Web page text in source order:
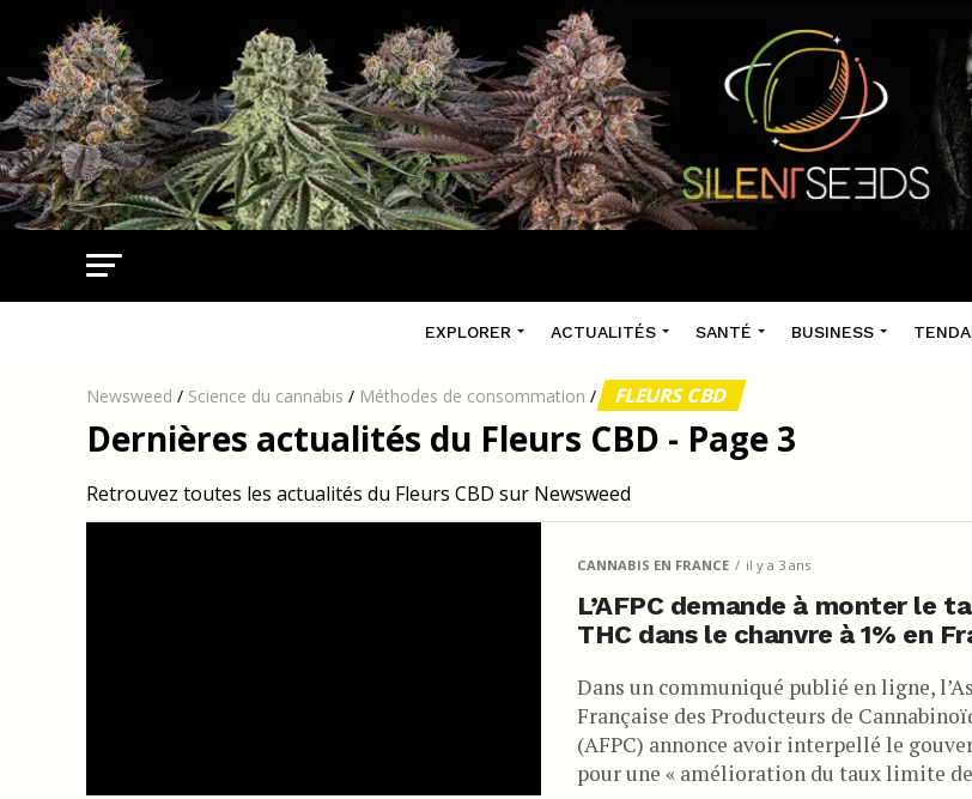
EXPLORER ACTUALITÉS SANTÉ BUSINESS
Newsweed / Science du cannabis / Méthodes de consommation / FLEURS CBD
Dernières actualités du Fleurs CBD - Page 3
Retrouvez toutes les actualités du Fleurs CBD sur Newsweed
CANNABIS EN FRANCE il y a 3 ans
L’AFPC demande à monter le
THC dans le chanvre à 1% en
Dans un communiqué publié en ligne,
Française des Producteurs de
(AFPC) annonce avoir interpellé le
pour une « amélioration du taux limite